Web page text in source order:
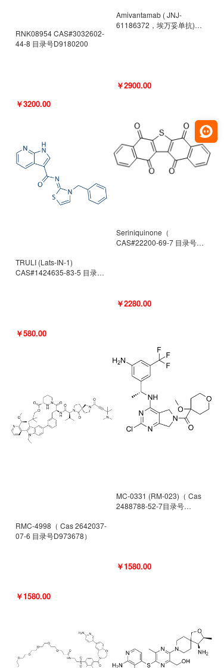
RNK08954 CAS#3032602-
44-8 目录号D9180200
￥3200.00
TRULI (Lats-IN-1)
CAS#1424635-83-5 目录号
￥580.00
RMC-4998（ Cas 2642037-
07-6 目录号D973678）
￥1580.00
Amivantamab ( JNJ-
61186372，埃万妥单抗)
￥2900.00
Seriniquinone（
CAS#22200-69-7 目录号
￥2280.00
MC-0331 (RM-023)（ Cas
2488788-52-7目录号
￥1580.00